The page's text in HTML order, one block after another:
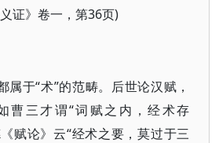
证》卷一，第36页)
属于“术”的范畴。后世论汉赋，
曹三才谓“词赋之内，经术存
赋论》云“经术之要，莫过于三